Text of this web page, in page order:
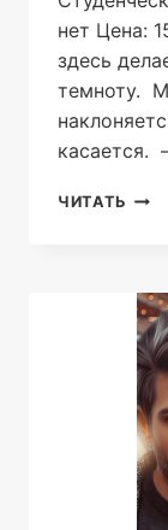
нет Цена:
здесь
темноту.
касается.
ЧИТАТЬ ВСЕ
2